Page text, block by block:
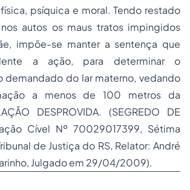
psíquica e moral. Tendo restado
autos os maus tratos impingidos
impõe-se manter a sentença que
a ação, para determinar o
demandado do lar materno, vedando
a menos de 100 metros da
DESPROVIDA. (SEGREDO DE
Cível Nº 70029017399, Sétima
de Justiça do RS, Relator: André
Julgado em 29/04/2009).